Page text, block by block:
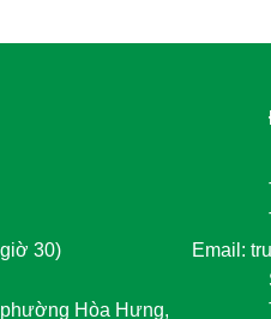
giờ 30)
Email:
phường Hòa Hưng,